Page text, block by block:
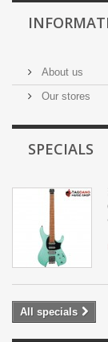
About us
Our stores
OUR